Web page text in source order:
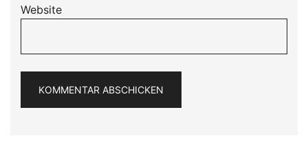
Website